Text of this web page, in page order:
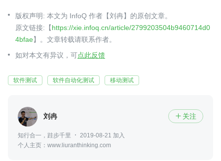
版权声明: 本文为 InfoQ 作者【刘冉】的原创文章。
原文链接:【https://xie.infoq.cn/article/2799203504b9460714d0
4bfae】。文章转载请联系作者。
如对本文有异议，可点此反馈
软件测试 软件自动化测试 移动测试
刘冉  关注
知行合一，跬步千里
2019-08-21 加入
个人主页：www.liuranthinking.com